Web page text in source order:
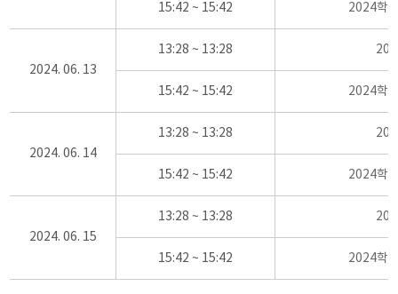
15:42 ~ 15:42 2024학
2024. 06. 13
13:28 ~ 13:28
15:42 ~ 15:42 2024학
2024. 06. 14
13:28 ~ 13:28
15:42 ~ 15:42 2024학
2024. 06. 15
13:28 ~ 13:28
15:42 ~ 15:42 2024학